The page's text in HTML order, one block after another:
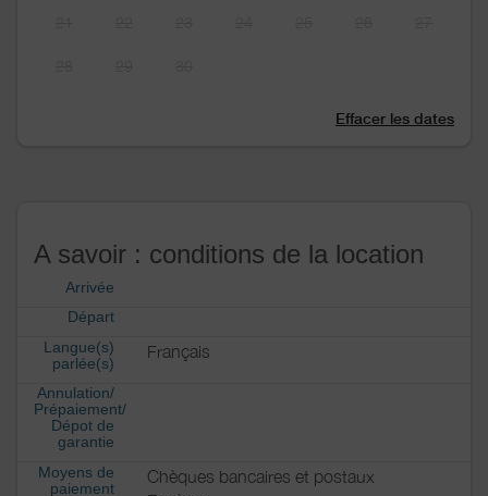
Effacer les dates
A savoir : conditions de la location
Arrivée
Départ
Langue(s)
parlée(s)
Français
Annulation/
Prépaiement/
Dépot de
garantie
Moyens de
paiement
Chèques bancaires et postaux